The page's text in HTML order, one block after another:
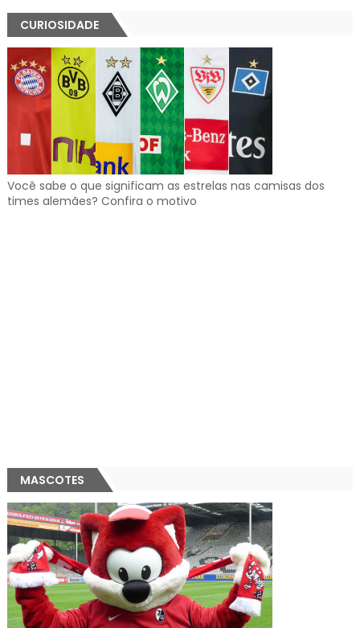
CURIOSIDADE
Você sabe o que significam as estrelas nas camisas dos
times alemães? Confira o motivo
MASCOTES